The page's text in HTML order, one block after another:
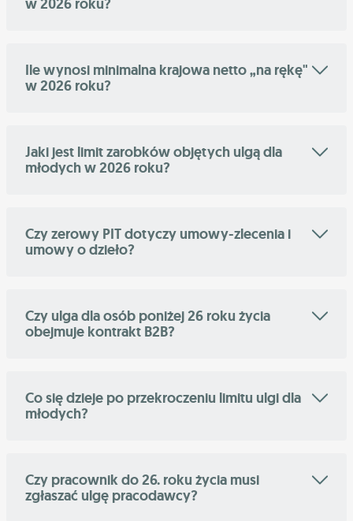
w 2026 roku?
Ile wynosi minimalna krajowa netto „na rękę"
w 2026 roku?
Jaki jest limit zarobków objętych ulgą dla
młodych w 2026 roku?
Czy zerowy PIT dotyczy umowy-zlecenia i
umowy o dzieło?
Czy ulga dla osób poniżej 26 roku życia
obejmuje kontrakt B2B?
Co się dzieje po przekroczeniu limitu ulgi dla
młodych?
Czy pracownik do 26. roku życia musi
zgłaszać ulgę pracodawcy?